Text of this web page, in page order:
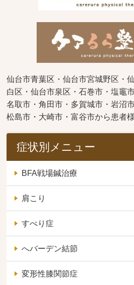
仙台市青葉区・仙台市宮城野区・
白区・仙台市泉区・石巻市・塩竈
名取市・角田市・多賀城市・岩沼
松島市・大崎市・富谷市から患者
症状別メニュー
BFA戦場鍼治療
肩こり
すべり症
へバーデン結節
変形性膝関節症